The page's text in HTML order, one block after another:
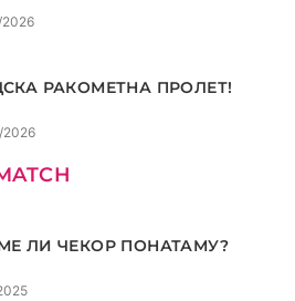
РАКОМЕТНА ПРОЛЕТ!
ЛИ ЧЕКОР ПОНАТАМУ?